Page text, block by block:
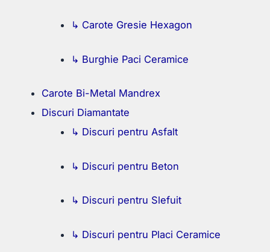
↳ Carote Gresie Hexagon
↳ Burghie Paci Ceramice
Carote Bi-Metal Mandrex
Discuri Diamantate
↳ Discuri pentru Asfalt
↳ Discuri pentru Beton
↳ Discuri pentru Slefuit
↳ Discuri pentru Placi Ceramice